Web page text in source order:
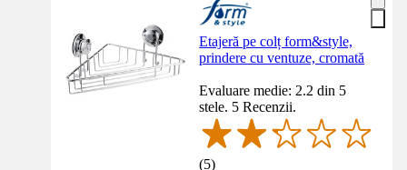
Etajeră pe colț form&style,
prindere cu ventuze, cromată
Evaluare medie: 2.2 din 5
stele. 5 Recenzii.
(5)